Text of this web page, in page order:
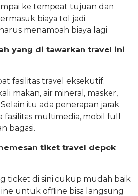
ke tempeat tujuan dan
biaya tol jadi
menambah biaya lagi
yang di tawarkan travel ini
fasilitas travel eksekutif.
makan, air mineral, masker,
itu ada penerapan jarak
multimedia, mobil full
bagasi.
tiket travel depok
ticket di sini cukup mudah baik
untuk offline bisa langsung